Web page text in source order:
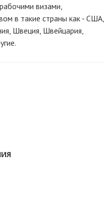
визами,
в такие страны как - США,
Швеция, Швейцария,